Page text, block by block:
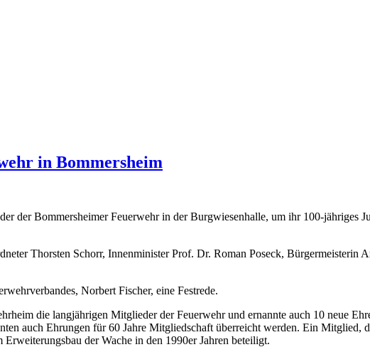
in Bommersheim
der Bommersheimer Feuerwehr in der Burgwiesenhalle, um ihr 100-jähriges
Thorsten Schorr, Innenminister Prof. Dr. Roman Poseck, Bürgermeisterin
Norbert Fischer, eine Festrede.
die langjährigen Mitglieder der Feuerwehr und ernannte auch 10 neue
auch Ehrungen für 60 Jahre Mitgliedschaft überreicht werden. Ein Mitglied,
der Wache in den 1990er Jahren beteiligt.